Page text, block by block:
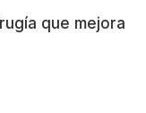
que mejora